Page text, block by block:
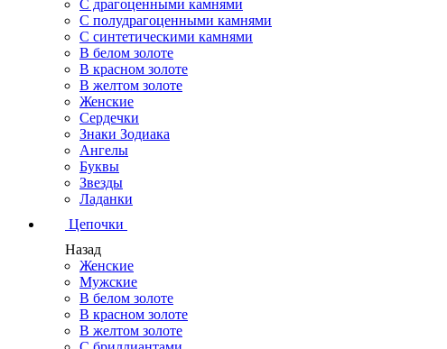
С драгоценными камнями
С полудрагоценными камнями
С синтетическими камнями
В белом золоте
В красном золоте
В желтом золоте
Женские
Сердечки
Знаки Зодиака
Ангелы
Буквы
Звезды
Ладанки
Цепочки
Назад
Женские
Мужские
В белом золоте
В красном золоте
В желтом золоте